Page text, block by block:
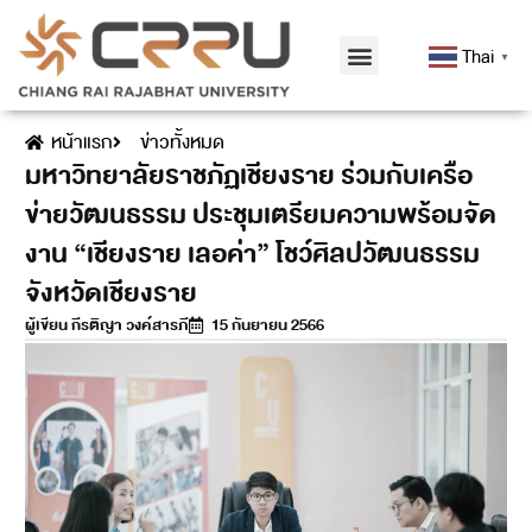
Thai ▼
หน้าแรก ข่าวทั้งหมด
มหาวิทยาลัยราชภัฏเชียงราย ร่วมกับเครือ
ข่ายวัฒนธรรม ประชุมเตรียมความพร้อมจัด
งาน “เชียงราย เลอค่า” โชว์ศิลปวัฒนธรรม
จังหวัดเชียงราย
ผู้เขียนกีรติญา วงค์สารภี 15 กันยายน 2566